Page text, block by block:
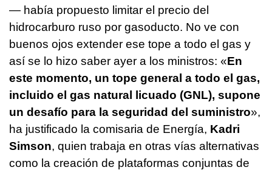
— había propuesto limitar el precio del
hidrocarburo ruso por gasoducto. No ve con
buenos ojos extender ese tope a todo el gas y
así se lo hizo saber ayer a los ministros: «En
este momento, un tope general a todo el gas,
incluido el gas natural licuado (GNL), supone
un desafío para la seguridad del suministro»,
ha justificado la comisaria de Energía, Kadri
Simson, quien trabaja en otras vías alternativas
como la creación de plataformas conjuntas de